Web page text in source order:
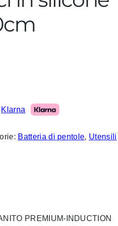
Klarna
Batteria di pentole, Utensili
PREMIUM-INDUCTION